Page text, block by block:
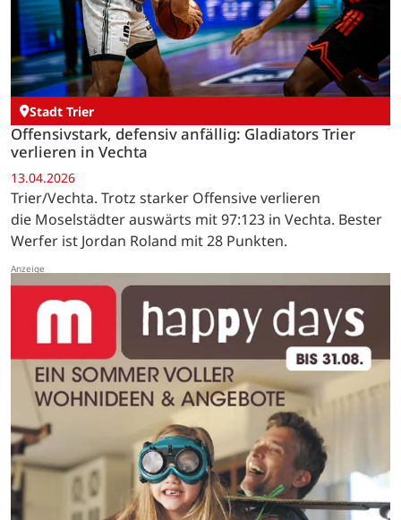
Stadt Trier
Offensivstark, defensiv anfällig: Gladiators Trier
verlieren in Vechta
13.04.2026
Trier/Vechta. Trotz starker Offensive verlieren
die Moselstädter auswärts mit 97:123 in Vechta. Bester
Werfer ist Jordan Roland mit 28 Punkten.